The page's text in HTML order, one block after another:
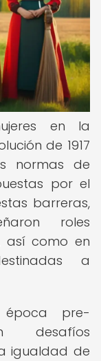
en la
de 1917
normas de
por el
barreras,
roles
así como en
a
pre-
desafíos
igualdad de